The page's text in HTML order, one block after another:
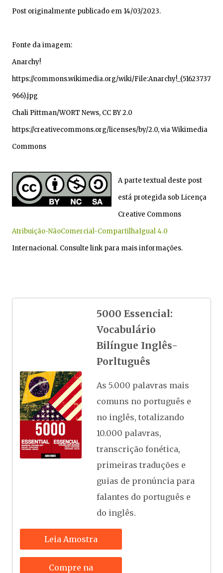
Post originalmente publicado em 14/03/2023.
Fonte da imagem:
Anarchy!
https://commons.wikimedia.org/wiki/File:Anarchy!_(51623737
966).jpg
Chali Pittman/WORT News, CC BY 2.0
https://creativecommons.org/licenses/by/2.0, via Wikimedia
Commons
A parte textual deste post
está protegida sob Licença
Creative Commons
Atribuição-NãoComercial-CompartilhaIgual 4.0
Internacional. Consulte link para mais informações.
5000 Essencial:
Vocabulário
Bilíngue Inglês-
Porltuguês
As 5.000 palavras mais
comuns no português e
no inglês, totalizando
10.000 palavras,
transcrição fonética,
primeiras traduções e
guias de pronúncia para
falantes do português e
do inglês.
Leia Amostra
Compre na